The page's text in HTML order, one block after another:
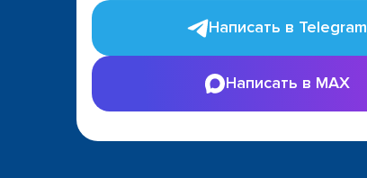
Написать в Telegram
Написать в MAX